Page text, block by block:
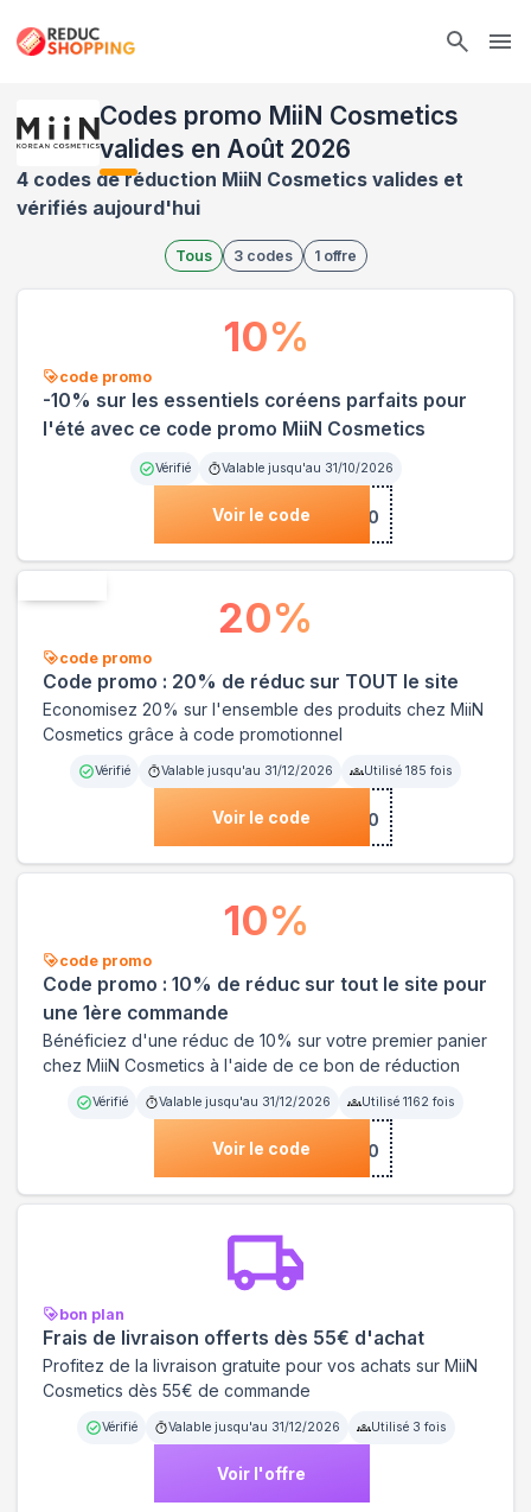
Codes promo MiiN Cosmetics
valides en Août 2026
4 codes de réduction MiiN Cosmetics valides et
vérifiés aujourd'hui
Tous 3 codes 1 offre
code promo
-10% sur les essentiels coréens parfaits pour
l'été avec ce code promo MiiN Cosmetics
Vérifié Valable jusqu'au 31/10/2026
Voir le code***MER10
10%
code promo
Code promo : 20% de réduc sur TOUT le site
Economisez 20% sur l'ensemble des produits chez MiiN
Cosmetics grâce à code promotionnel
Vérifié Valable jusqu'au 31/12/2026 Utilisé 185 fois
Voir le code***MIIN20
20%
code promo
Code promo : 10% de réduc sur tout le site pour
une 1ère commande
Bénéficiez d'une réduc de 10% sur votre premier panier
chez MiiN Cosmetics à l'aide de ce bon de réduction
Vérifié Valable jusqu'au 31/12/2026 Utilisé 1162 fois
Voir le code ***10
10%
bon plan
Frais de livraison offerts dès 55€ d'achat
Profitez de la livraison gratuite pour vos achats sur MiiN
Cosmetics dès 55€ de commande
Vérifié Valable jusqu'au 31/12/2026 Utilisé 3 fois
Voir l'offre